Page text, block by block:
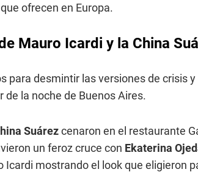
ofrecen en Europa.
Mauro Icardi y la China
para desmintir las versiones de crisis
de la noche de Buenos Aires.
Suárezcenaron en el restaurante
un feroz cruce con Ekaterina
mostrando el look que eligieron